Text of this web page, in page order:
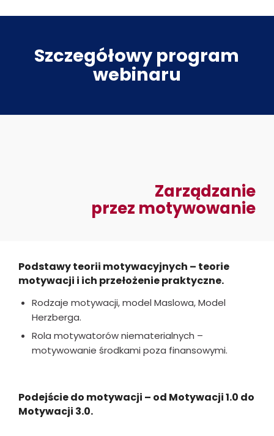
Szczegółowy program
webinaru
Zarządzanie
przez motywowanie
Podstawy teorii motywacyjnych – teorie
motywacji i ich przełożenie praktyczne.
Rodzaje motywacji, model Maslowa, Model
Herzberga.
Rola motywatorów niematerialnych –
motywowanie środkami poza finansowymi.
Podejście do motywacji – od Motywacji 1.0 do
Motywacji 3.0.